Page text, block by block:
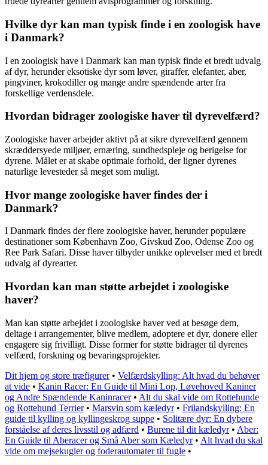
Hvilke dyr kan man typisk finde i en zoologisk have
i Danmark?
I en zoologisk have i Danmark kan man typisk finde et bredt udvalg
af dyr, herunder eksotiske dyr som løver, giraffer, elefanter, aber,
pingviner, krokodiller og mange andre spændende arter fra
forskellige verdensdele.
Hvordan bidrager zoologiske haver til dyrevelfærd?
Zoologiske haver arbejder aktivt på at sikre dyrevelfærd gennem
skræddersyede miljøer, ernæring, sundhedspleje og berigelse for
dyrene. Målet er at skabe optimale forhold, der ligner dyrenes
naturlige levesteder så meget som muligt.
Hvor mange zoologiske haver findes der i
Danmark?
I Danmark findes der flere zoologiske haver, herunder populære
destinationer som København Zoo, Givskud Zoo, Odense Zoo og
Ree Park Safari. Disse haver tilbyder unikke oplevelser med et bredt
udvalg af dyrearter.
Hvordan kan man støtte arbejdet i zoologiske
haver?
Man kan støtte arbejdet i zoologiske haver ved at besøge dem,
deltage i arrangementer, blive medlem, adoptere et dyr, donere eller
engagere sig frivilligt. Disse former for støtte bidrager til dyrenes
velfærd, forskning og bevaringsprojekter.
Dit hjem og store træfigurer• Velfærdskylling: Alt hvad du behøver
at vide • Kanin Racer: En Guide til Mini Lop, Løvehoved Kaniner
og Andre Spændende Kaninracer• Alt du skal vide om Rottehunde
og Rottehund Terrier• Marsvin som kæledyr• Frilandskylling: En
guide til kylling og kyllingeskrog suppe • Solitære dyr: En dybere
forståelse af deres livsstil og adfærd • Burene til dit kæledyr• Aber:
En Guide til Aberacer og Små Aber som Kæledyr• Alt hvad du skal
vide om mejsekugler og foderautomater til fugle •